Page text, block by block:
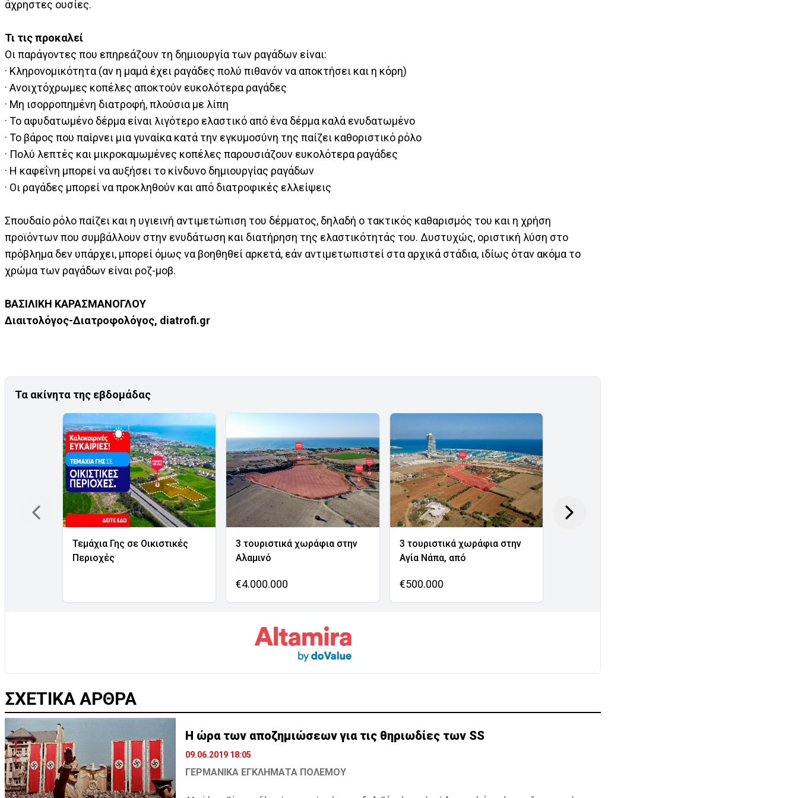
άχρηστες ουσίες.
Τι τις προκαλεί
Οι παράγοντες που επηρεάζουν τη δημιουργία των ραγάδων είναι:
· Κληρονομικότητα (αν η μαμά έχει ραγάδες πολύ πιθανόν να αποκτήσει και η κόρη)
· Ανοιχτόχρωμες κοπέλες αποκτούν ευκολότερα ραγάδες
· Μη ισορροπημένη διατροφή, πλούσια με λίπη
· Το αφυδατωμένο δέρμα είναι λιγότερο ελαστικό από ένα δέρμα καλά ενυδατωμένο
· Το βάρος που παίρνει μια γυναίκα κατά την εγκυμοσύνη της παίζει καθοριστικό ρόλο
· Πολύ λεπτές και μικροκαμωμένες κοπέλες παρουσιάζουν ευκολότερα ραγάδες
· Η καφεΐνη μπορεί να αυξήσει το κίνδυνο δημιουργίας ραγάδων
· Οι ραγάδες μπορεί να προκληθούν και από διατροφικές ελλείψεις
Σπουδαίο ρόλο παίζει και η υγιεινή αντιμετώπιση του δέρματος, δηλαδή ο τακτικός καθαρισμός του και η χρήση
προϊόντων που συμβάλλουν στην ενυδάτωση και διατήρηση της ελαστικότητάς του. Δυστυχώς, οριστική λύση στο
πρόβλημα δεν υπάρχει, μπορεί όμως να βοηθηθεί αρκετά, εάν αντιμετωπιστεί στα αρχικά στάδια, ιδίως όταν ακόμα το
χρώμα των ραγάδων είναι ροζ-μοβ.
ΒΑΣΙΛΙΚΗ ΚΑΡΑΣΜΑΝΟΓΛΟΥ
Διαιτολόγος-Διατροφολόγος, diatrofi.gr
Τα ακίνητα της εβδομάδας
Τεμάχια Γης σε Οικιστικές
Περιοχές
3 τουριστικά χωράφια στην
Αλαμινό
€4.000.000
3 τουριστικά χωράφια στην
Αγία Νάπα, από
€500.000
ΣΧΕΤΙΚΑ ΑΡΘΡΑ
Η ώρα των αποζημιώσεων για τις θηριωδίες των SS
09.06.2019 18:05
ΓΕΡΜΑΝΙΚΑ ΕΓΚΛΗΜΑΤΑ ΠΟΛΕΜΟΥ